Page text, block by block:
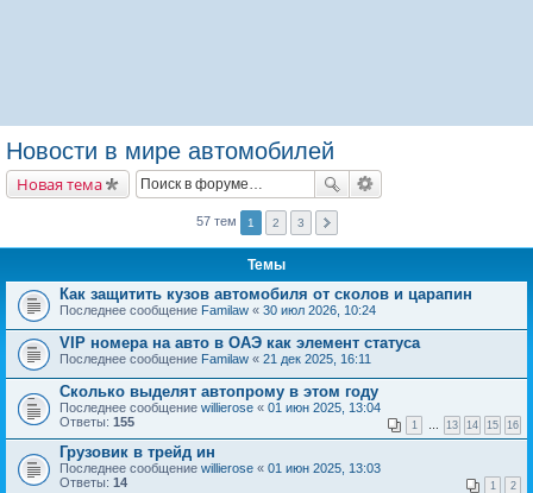
Новости в мире автомобилей
Новая тема
57 тем 1 2 3
Темы
Как защитить кузов автомобиля от сколов и царапин
Последнее сообщение Familaw « 30 июл 2026, 10:24
VIP номера на авто в ОАЭ как элемент статуса
Последнее сообщение Familaw « 21 дек 2025, 16:11
Сколько выделят автопрому в этом году
Последнее сообщение willierose « 01 июн 2025, 13:04
Ответы: 155 1 … 13 14 15 16
Грузовик в трейд ин
Последнее сообщение willierose « 01 июн 2025, 13:03
Ответы: 14 1 2